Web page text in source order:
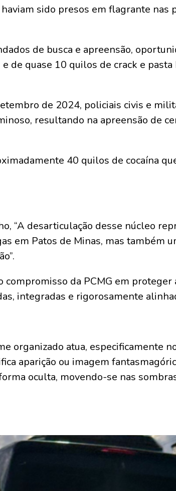
sido presos em flagrante nas
de busca e apreensão,
de quase 10 quilos de crack e pasta
de 2024, policiais civis e
resultando na apreensão de
40 quilos de cocaína
“A desarticulação desse núcleo
em Patos de Minas, mas também
compromisso da PCMG em
integradas e rigorosamente
organizado atua, especificamente
aparição ou imagem
oculta, movendo-se nas